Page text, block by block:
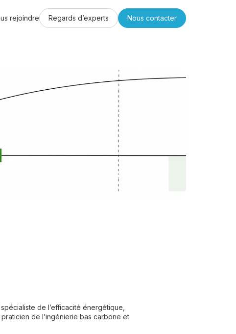
rejoindre Regards d’experts Nous contacter
de l’efficacité énergétique,
de l’ingénierie bas carbone et